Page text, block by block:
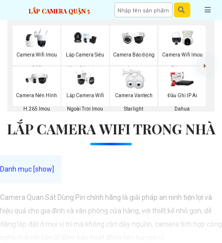
LẮP CAMERA QUẬN 5
Camera Wifi Imou
360
Lắp Camera Siêu
Nhạy Sáng Imou
Camera Báo Động
Imou
Camera Wifi Imou
Báo Động
Camera Nén Hình
H.265 Imou
Lắp Camera Wifi
Ngoài Trời Imou
Camera Vantech
Starlight
Đầu Ghi IP Ai
Dahua
LẮP CAMERA WIFI TRONG NHÀ
Camera Quan Sát Dùng Pin chính hãng là giải pháp an ninh tiện lợi và
hiệu quả cho gia đình và văn phòng cửa hàng, với thiết kế nhỏ gọn, dễ
dàng lắp đặt ở mọi vị trí mà không cần dây nguồn, camera tích hợp công